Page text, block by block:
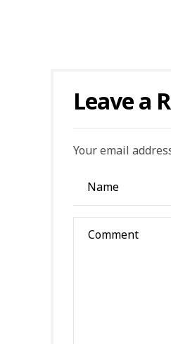
Leave a
Your email